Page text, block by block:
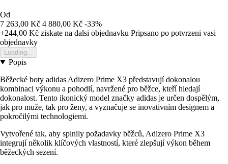
Od
7 263,00 Kč 4 880,00 Kč -33%
+244,00 Kč ziskate na dalsi objednavku Pripsano po potvrzeni vasi
objednavky
Loading...
Popis
Běžecké boty adidas Adizero Prime X3 představují dokonalou
kombinaci výkonu a pohodlí, navržené pro běžce, kteří hledají
dokonalost. Tento ikonický model značky adidas je určen dospělým,
jak pro muže, tak pro ženy, a vyznačuje se inovativním designem a
pokročilými technologiemi.
Vytvořené tak, aby splnily požadavky běžců, Adizero Prime X3
integrují několik klíčových vlastností, které zlepšují výkon během
běžeckých sezení.